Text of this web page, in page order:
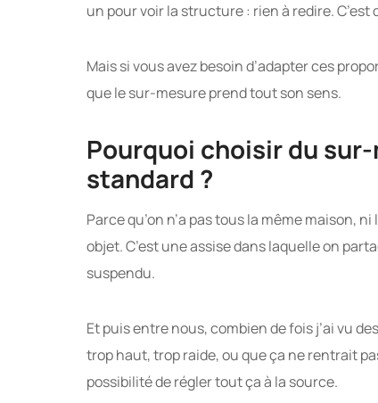
un pour voir la structure : rien à redire. C’est
Mais si vous avez besoin d’adapter ces
que le sur-mesure prend tout son sens.
Pourquoi choisir du
standard ?
Parce qu’on n’a pas tous la même maison,
objet. C’est une assise dans laquelle on
suspendu.
Et puis entre nous, combien de fois j’ai vu
trop haut, trop raide, ou que ça ne rentrait
possibilité de régler tout ça à la source.